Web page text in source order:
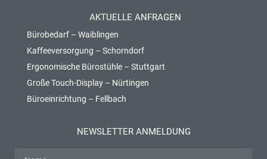
AKTUELLE ANFRAGEN
Bürobedarf – Waiblingen
Kaffeeversorgung – Schorndorf
Ergonomische Bürostühle – Stuttgart
Große Touch-Display – Nürtingen
Büroeinrichtung – Fellbach
NEWSLETTER ANMELDUNG